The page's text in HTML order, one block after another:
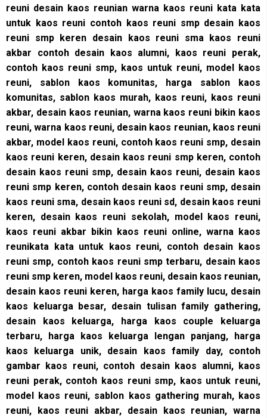
reuni desain kaos reunian warna kaos reuni kata kata
untuk kaos reuni contoh kaos reuni smp desain kaos
reuni smp keren desain kaos reuni sma kaos reuni
akbar contoh desain kaos alumni, kaos reuni perak,
contoh kaos reuni smp, kaos untuk reuni, model kaos
reuni, sablon kaos komunitas, harga sablon kaos
komunitas, sablon kaos murah, kaos reuni, kaos reuni
akbar, desain kaos reunian, warna kaos reuni bikin kaos
reuni, warna kaos reuni, desain kaos reunian, kaos reuni
akbar, model kaos reuni, contoh kaos reuni smp, desain
kaos reuni keren, desain kaos reuni smp keren, contoh
desain kaos reuni smp, desain kaos reuni, desain kaos
reuni smp keren, contoh desain kaos reuni smp, desain
kaos reuni sma, desain kaos reuni sd, desain kaos reuni
keren, desain kaos reuni sekolah, model kaos reuni,
kaos reuni akbar bikin kaos reuni online, warna kaos
reunikata kata untuk kaos reuni, contoh desain kaos
reuni smp, contoh kaos reuni smp terbaru, desain kaos
reuni smp keren, model kaos reuni, desain kaos reunian,
desain kaos reuni keren, harga kaos family lucu, desain
kaos keluarga besar, desain tulisan family gathering,
desain kaos keluarga, harga kaos couple keluarga
terbaru, harga kaos keluarga lengan panjang, harga
kaos keluarga unik, desain kaos family day, contoh
gambar kaos reuni, contoh desain kaos alumni, kaos
reuni perak, contoh kaos reuni smp, kaos untuk reuni,
model kaos reuni, sablon kaos gathering murah, kaos
reuni, kaos reuni akbar, desain kaos reunian, warna